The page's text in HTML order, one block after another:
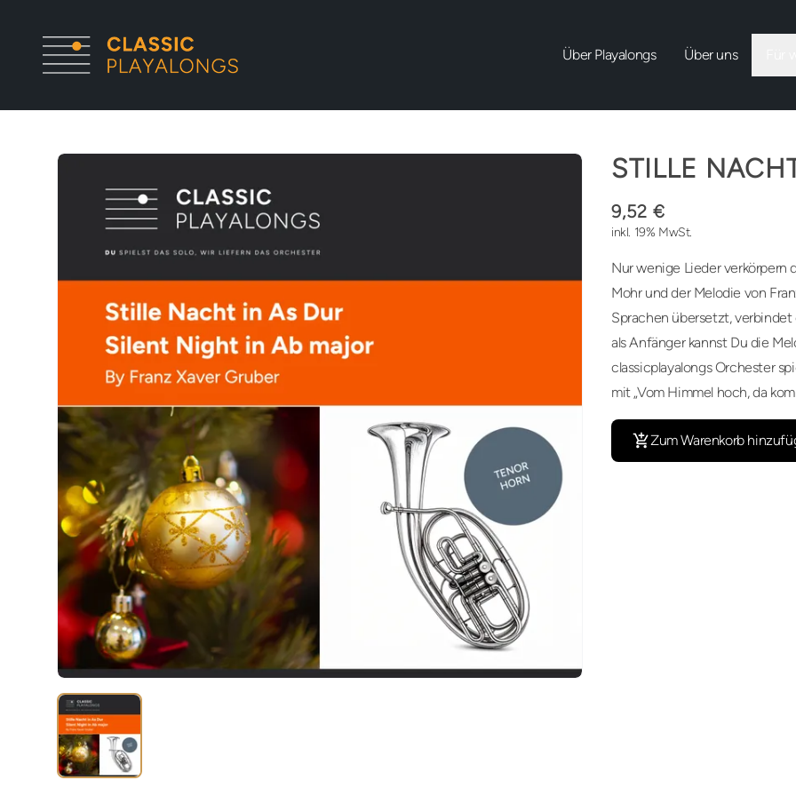
Über Playalongs Über uns
STILLE
9,52 €
inkl. 19% MwSt.
Nur wenige Lieder verkörpern
Mohr und der Melodie von
Sprachen übersetzt,
als Anfänger kannst Du die
classicplayalongs Orchester
mit „Vom Himmel hoch, da
Zum Warenkorb